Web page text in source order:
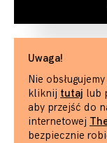
Uwaga!
Nie
kliknij tutaj lub
aby przejść do
internetowej
bezpiecznie